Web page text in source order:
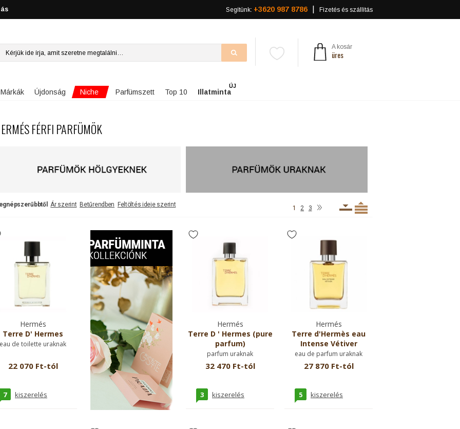
Segítünk: +3620 987 8786 Fizetés és szállítás
A kosár
üres
Márkák Újdonság Niche Parfümszett Top 10 Illatminta
ÚJ
FÉRFI PARFÜMÖK
Ár szerint Betűrendben Feltöltés ideje szerint 1 2 3 »
Hermés
Terre D' Hermes
eau de toilette uraknak
22 070 Ft-tól
7 kiszerelés
Hermés
Terre D ' Hermes (pure
parfum)
parfum uraknak
32 470 Ft-tól
3 kiszerelés
Hermés
Terre d'Hermès eau
Intense Vétiver
eau de parfum uraknak
27 870 Ft-tól
5 kiszerelés